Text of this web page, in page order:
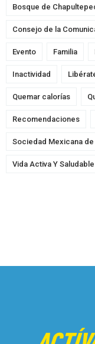
Bosque de
Consejo de la
Evento Familia
Inactividad
Quemar calorías
Recomendaciones
Sociedad Mexicana
Vida Activa Y Saludable